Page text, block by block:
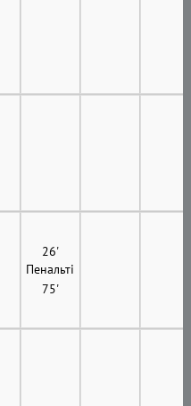
26'
Пенальті
75'